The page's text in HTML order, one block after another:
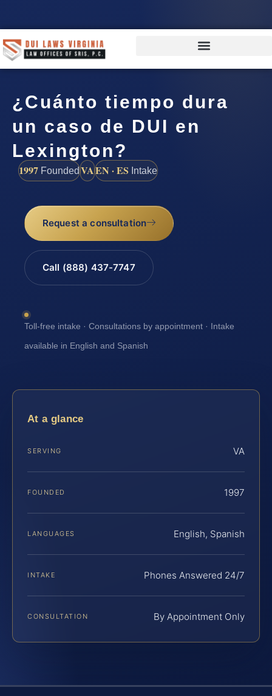
¿Cuánto tiempo dura
un caso de DUI en
Lexington?
1997 FoundedVAEN · ES Intake
Request a consultation
Call (888) 437-7747
Toll-free intake · Consultations by appointment · Intake
available in English and Spanish
At a glance
SERVING VA
FOUNDED 1997
LANGUAGES English, Spanish
INTAKE Phones Answered 24/7
CONSULTATION By Appointment Only